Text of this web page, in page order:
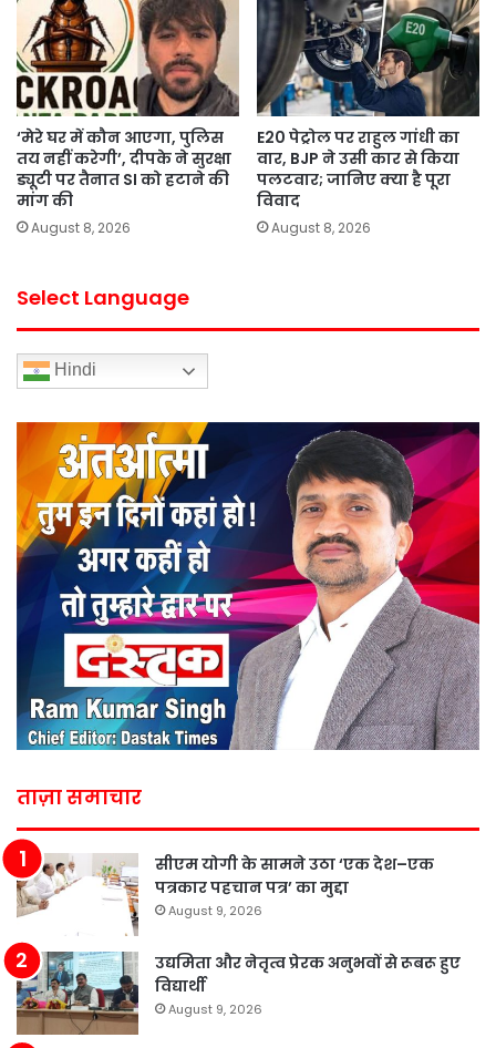
‘मेरे घर में कौन आएगा, पुलिस
तय नहीं करेगी’, दीपके ने सुरक्षा
ड्यूटी पर तैनात SI को हटाने की
मांग की
August 8, 2026
E20 पेट्रोल पर राहुल गांधी का
वार, BJP ने उसी कार से किया
पलटवार; जानिए क्या है पूरा
विवाद
August 8, 2026
Select Language
Hindi
ताज़ा समाचार
सीएम योगी के सामने उठा ‘एक देश–एक
पत्रकार पहचान पत्र’ का मुद्दा
August 9, 2026
उद्यमिता और नेतृत्व प्रेरक अनुभवों से रूबरू हुए
विद्यार्थी
August 9, 2026